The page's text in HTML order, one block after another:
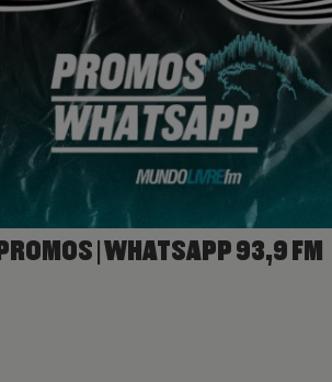
PROMOS | WHATSAPP 93,9 FM